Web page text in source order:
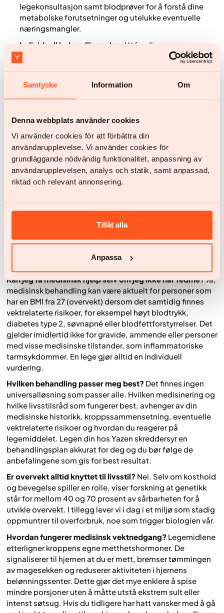
Samtycke Information Om
Denna webbplats använder cookies
Vi använder cookies för att förbättra din
användarupplevelse. Vi använder cookies för
grundläggande nödvändig funktionalitet, anpassning av
användarupplevelsen, analys och statik, samt anpassad,
riktad och relevant annonsering.
Tillåt alla
Anpassa
legekonsultasjon samt blodprøver for å forstå dine
metabolske forutsetninger og utelukke eventuelle
næringsmangler.
Individuell behandlingsplan : Ut fra dine prøvesvar og
behov får du, dersom du oppfyller kriteriene, en
skreddersydd legemiddelbehandling skrevet ut av
hele veien – med medisinsk trygghet,
individtilpassede justeringer og støtte i hverdagen.
Ved behov kobles flere spesialister inn, som klinisk
ernæringsfysiolog, psykolog og personlig trener. Alt er
samlet i appen, for en trygg start mot dokumentert
vektkontroll.
Langsiktig oppfølging:Ved hjelp av smarte,
kroppssammensetningen din (slik at du mister fett,
ikke muskler). Vi jobber med deg på lang sikt for å sikre
vektprogram er utformet for langsiktighet.
Ofte stilte spørsmål (OSS)
Kan jeg få medisinsk hjelp selv om jeg ikke har fedme?Ja,
medisinsk behandling kan være aktuelt for personer som
har en BMI fra 27 (overvekt) dersom det samtidig finnes
vektrelaterte risikoer, for eksempel høyt blodtrykk,
diabetes type 2, søvnapné eller blodfettforstyrrelser. Det
gjelder imidlertid ikke for gravide, ammende eller personer
med visse medisinske tilstander, som inflammatoriske
tarmsykdommer. En lege gjør alltid en individuell
vurdering.
Hvilken behandling passer meg best? Det finnes ingen
universalløsning som passer alle. Hvilken medisinering og
hvilke livsstilsråd som fungerer best, avhenger av din
medisinske historikk, kroppssammensetning, eventuelle
vektrelaterte risikoer og hvordan du reagerer på
legemiddelet. Legen din hos Yazen skreddersyr en
behandlingsplan akkurat for deg og du bør følge de
anbefalingene som gis for best resultat.
Er overvekt alltid knyttet til livsstil? Nei. Selv om kosthold
og bevegelse spiller en rolle, viser forskning at genetikk
står for mellom 40 og 70 prosent av sårbarheten for å
utvikle overvekt. I tillegg lever vi i dag i et miljø som stadig
oppmuntrer til overforbruk, noe som trigger biologien vår.
Hvordan fungerer medisinsk vektnedgang? Legemidlene
etterligner kroppens egne metthetshormoner. De
signaliserer til hjernen at du er mett, bremser tømmingen
av magesekken og reduserer aktiviteten i hjernens
belønningssenter. Dette gjør det mye enklere å spise
mindre porsjoner uten å måtte utstå ekstrem sult eller
intenst søtsug. Hvis du tidligere har hatt vansker med å gå